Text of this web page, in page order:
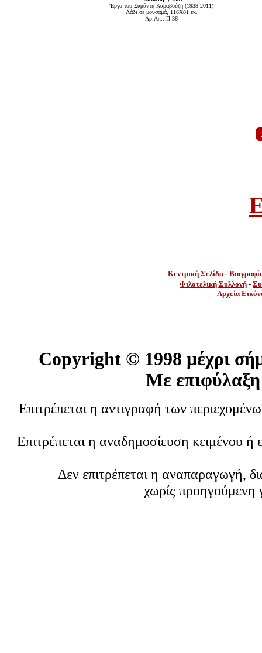
'Εργο του Σαράντη Καραβούζη (1938-2011)
Λάδι σε μουσαμά, 116Χ81 εκ.
Αρ.Απ.: Π-36
Κεντρική Σελίδα -
Φιλοτελική Συλλογή -
Αρχεία
Copyright © 1998 μέχρι
Με επιφύλαξη
Επιτρέπεται η αντιγραφή των
Επιτρέπεται η αναδημοσίευση κειμένου
Δεν επιτρέπεται η αναπαραγωγή,
χωρίς προηγούμενη